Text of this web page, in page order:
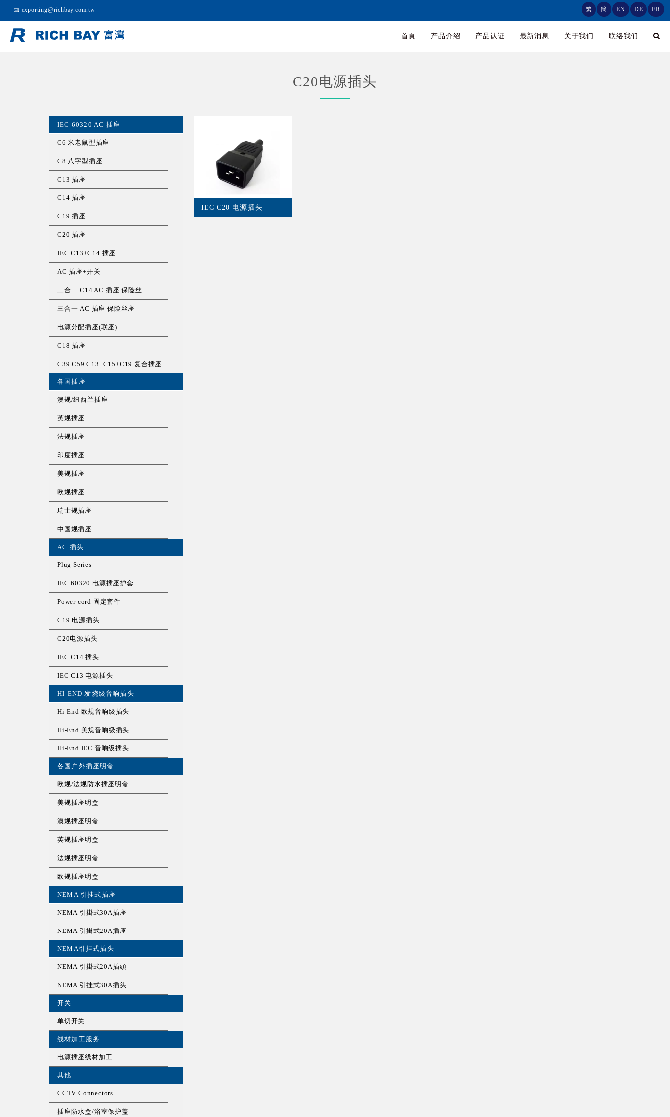
exporting@richbay.com.tw 繁 簡 EN DE FR
首頁 产品介绍 产品认证 最新消息 关于我们 联络我们
C20电源插头
IEC 60320 AC 插座
C6 米老鼠型插座
C8 八字型插座
C13 插座
C14 插座
C19 插座
C20 插座
IEC C13+C14 插座
AC 插座+开关
二合ㄧ C14 AC 插座 保险丝
三合一 AC 插座 保险丝座
电源分配插座(联座)
C18 插座
C39 C59 C13+C15+C19 复合插座
各国插座
澳规/纽西兰插座
英规插座
法规插座
印度插座
美规插座
欧规插座
瑞士规插座
中国规插座
AC 插头
Plug Series
IEC 60320 电源插座护套
Power cord 固定套件
C19 电源插头
C20电源插头
IEC C14 插头
IEC C13 电源插头
HI-END 发烧级音响插头
Hi-End 欧规音响级插头
Hi-End 美规音响级插头
Hi-End IEC 音响级插头
各国户外插座明盒
欧规/法规防水插座明盒
美规插座明盒
澳规插座明盒
英规插座明盒
法规插座明盒
欧规插座明盒
NEMA 引挂式插座
NEMA 引掛式30A插座
NEMA 引掛式20A插座
NEMA引挂式插头
NEMA 引掛式20A插頭
NEMA 引挂式30A插头
开关
单切开关
线材加工服务
电源插座线材加工
其他
CCTV Connectors
插座防水盒/浴室保护盖
IEC C20 电源插头